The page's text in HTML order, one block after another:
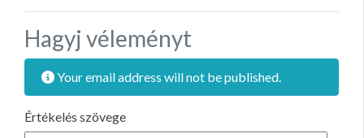
Hagyj véleményt
Your email address will not be published.
Értékelés szövege